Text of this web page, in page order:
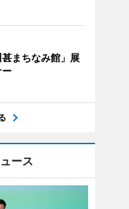
甚まちなみ館」展
ース